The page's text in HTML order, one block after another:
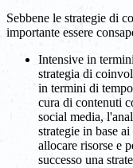
Sebbene le strategie di
importante essere
Intensive in
strategia di
in termini di
cura di contenuti
social media,
strategie in base
allocare risorse e
successo una